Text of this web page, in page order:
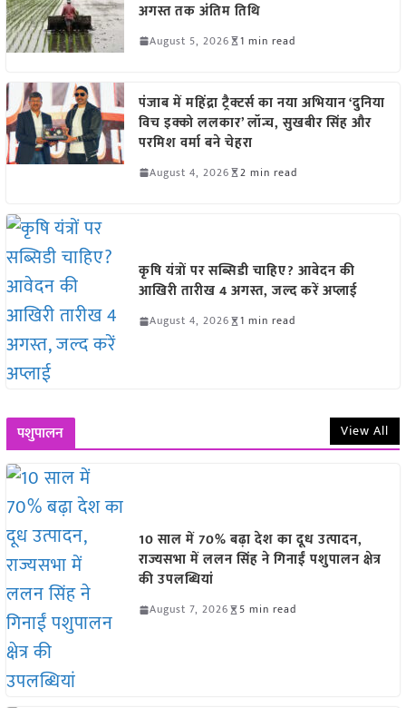
अगस्त तक अंतिम तिथि
August 5, 2026 1 min read
पंजाब में महिंद्रा ट्रैक्टर्स का नया अभियान ‘दुनिया
विच इक्को ललकार’ लॉन्च, सुखबीर सिंह और
परमिश वर्मा बने चेहरा
August 4, 2026 2 min read
कृषि यंत्रों पर सब्सिडी चाहिए? आवेदन की
आखिरी तारीख 4 अगस्त, जल्द करें अप्लाई
August 4, 2026 1 min read
पशुपालन View All
10 साल में 70% बढ़ा देश का दूध उत्पादन,
राज्यसभा में ललन सिंह ने गिनाईं पशुपालन क्षेत्र
की उपलब्धियां
August 7, 2026 5 min read